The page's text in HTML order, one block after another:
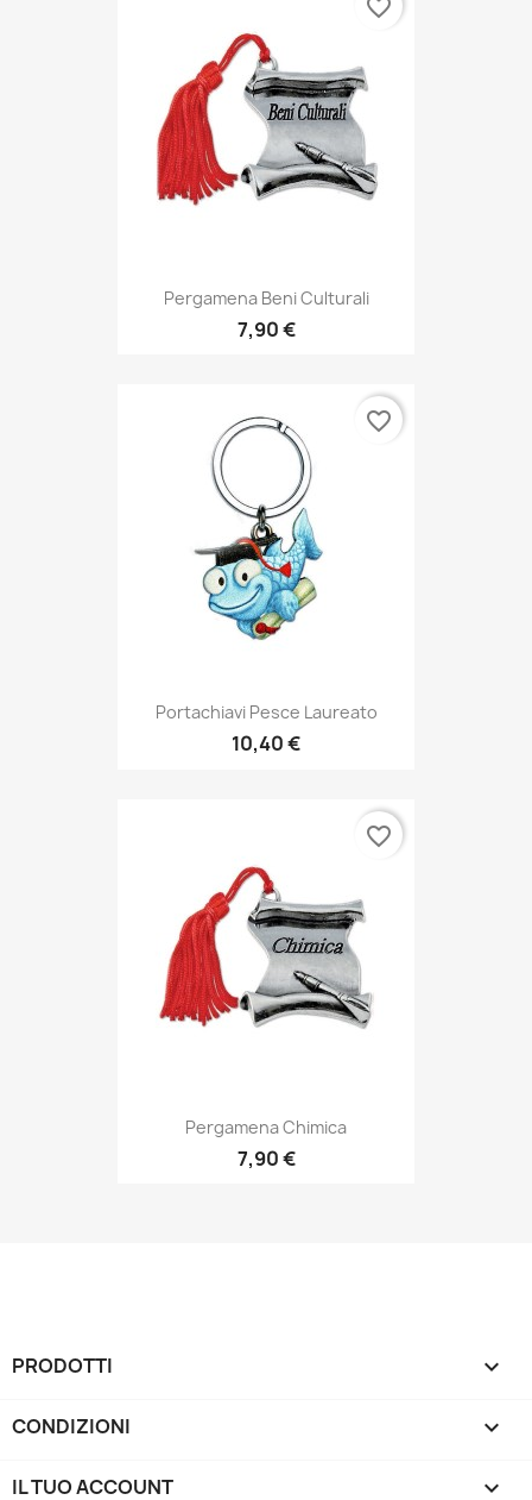
Pergamena Beni Culturali
7,90 €
favorite_border
Portachiavi Pesce Laureato
10,40 €
favorite_border
Pergamena Chimica
7,90 €
favorite_border
PRODOTTI 
CONDIZIONI 
IL TUO ACCOUNT 